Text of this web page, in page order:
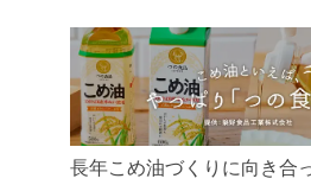
長年こめ油づくりに向き合